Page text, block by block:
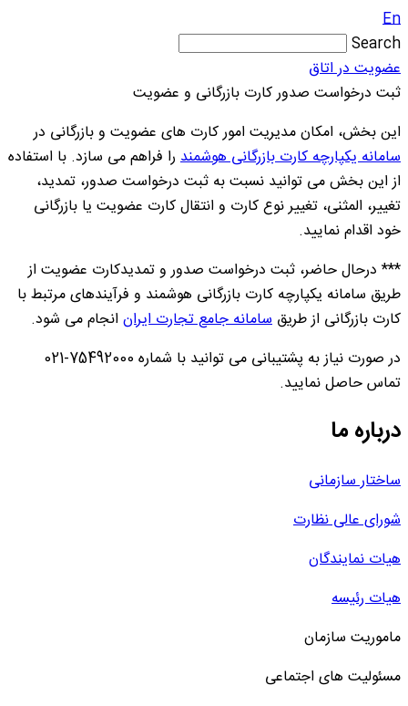
En
Search
عضویت در اتاق
ثبت درخواست صدور کارت بازرگانی و عضویت
این بخش، امکان مدیریت امور کارت های عضویت و بازرگانی در
سامانه یکپارچه کارت بازرگانی هوشمند را فراهم می سازد. با استفاده
از این بخش می توانید نسبت به ثبت درخواست صدور، تمدید،
تغییر، المثنی، تغییر نوع کارت و انتقال کارت عضویت یا بازرگانی
خود اقدام نمایید.
*** درحال حاضر، ثبت درخواست صدور و تمدیدکارت عضویت از
طریق سامانه یکپارچه کارت بازرگانی هوشمند و فرآیندهای مرتبط با
کارت بازرگانی از طریق سامانه جامع تجارت ایران انجام می شود.
در صورت نیاز به پشتیبانی می توانید با شماره 75492000-021
تماس حاصل نمایید.
درباره ما
ساختار سازمانی
شورای عالی نظارت
هیات نمایندگان
هیات رئیسه
ماموریت سازمان
مسئولیت های اجتماعی